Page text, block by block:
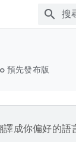
預先發布版
成你偏好的語